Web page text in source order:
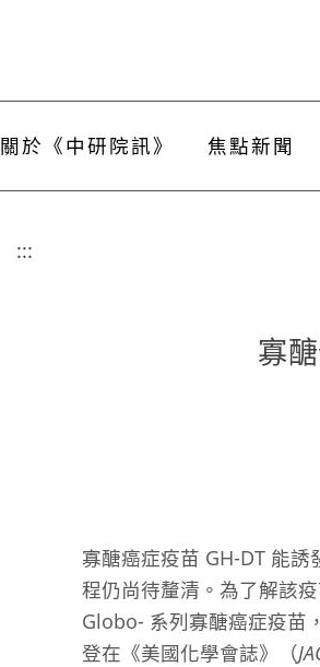
關於《中研院訊》 焦點新聞
:::
寡
寡醣癌症疫苗 GH-DT 能
程仍尚待釐清。為了解該
Globo- 系列寡醣癌症疫苗
登在《美國化學會誌》（